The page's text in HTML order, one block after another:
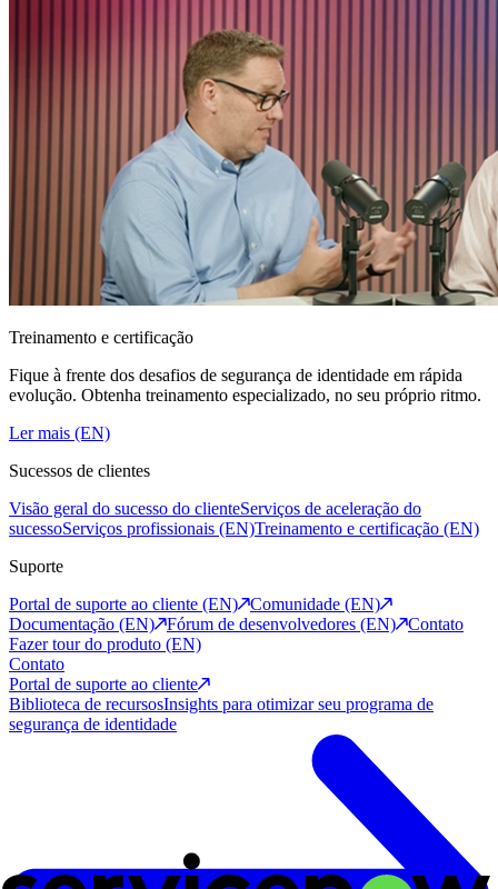
Treinamento e certificação
Fique à frente dos desafios de segurança de identidade em rápida
evolução. Obtenha treinamento especializado, no seu próprio ritmo.
Ler mais (EN)
Sucessos de clientes
Visão geral do sucesso do clienteServiços de aceleração do
sucessoServiços profissionais (EN)Treinamento e certificação (EN)
Suporte
Portal de suporte ao cliente (EN)
Comunidade (EN)
Documentação (EN)
Fórum de desenvolvedores (EN)
Contato
Fazer tour do produto (EN)
Contato
Portal de suporte ao cliente
Biblioteca de recursosInsights para otimizar seu programa de
segurança de identidade